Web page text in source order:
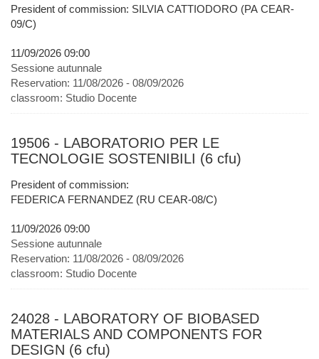
President of commission: SILVIA CATTIODORO (PA CEAR-
09/C)
11/09/2026 09:00
Sessione autunnale
Reservation: 11/08/2026 - 08/09/2026
classroom: Studio Docente
19506 - LABORATORIO PER LE
TECNOLOGIE SOSTENIBILI (6 cfu)
President of commission:
FEDERICA FERNANDEZ (RU CEAR-08/C)
11/09/2026 09:00
Sessione autunnale
Reservation: 11/08/2026 - 08/09/2026
classroom: Studio Docente
24028 - LABORATORY OF BIOBASED
MATERIALS AND COMPONENTS FOR
DESIGN (6 cfu)